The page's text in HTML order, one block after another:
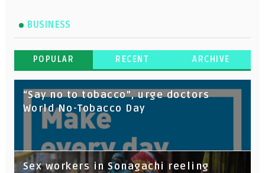
BUSINESS
POPULAR RECENT ARCHIVE
“Say no to tobacco”, urge doctors
World No-Tobacco Day
Sex workers in Sonagachi reeling